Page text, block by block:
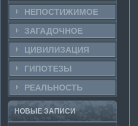
НЕПОСТИ­ЖИМОЕ
ЗАГАДОЧНΟЕ
ЦИВИЛИЗАЦИЯ
ГИПОТЕЗЫ
РЕАЛЬНΟСТЬ
НОВЫЕ ЗАПИСИ